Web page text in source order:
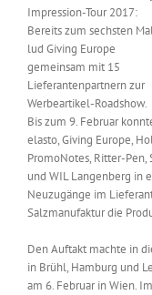
Kontakt
Messen & Events
Unternehmen
Interviews
Wissen
Product Guide
Impression-Tour 2017:
Bereits zum sechsten
lud Giving Europe
gemeinsam mit 15
Lieferantenpartnern zur
Werbeartikel-Roadshow.
Bis zum 9. Februar
elasto, Giving Europe,
PromoNotes, Ritter-Pen,
und WIL Langenberg in
Neuzugänge im
Salzmanufaktur die
Den Auftakt machte in
in Brühl, Hamburg und
am 6. Februar in Wien.